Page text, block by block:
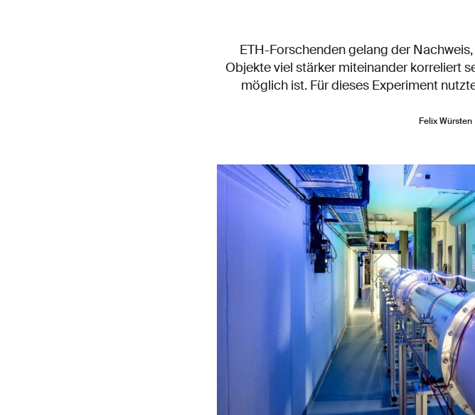
ETH-Forschenden gelang der
Objekte viel stärker miteinander korreliert
möglich ist. Für dieses Experiment
Felix Würsten